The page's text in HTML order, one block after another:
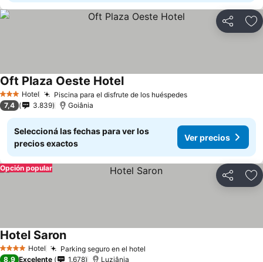
Compartir
3 Estrellas
Hotel Piscina para el disfrute de los huéspedesVer precios
Oft Plaza Oeste HotelVer precios
7,4 3.839 Goiânia
Seleccioná las fechas para ver los
precios exactos
Ver precios
Compartir
Opción popular
4 EstrellasHotel Parking seguro en el hotel
Hotel SaronVer precios
8,9 Excelente 1.678 Luziânia